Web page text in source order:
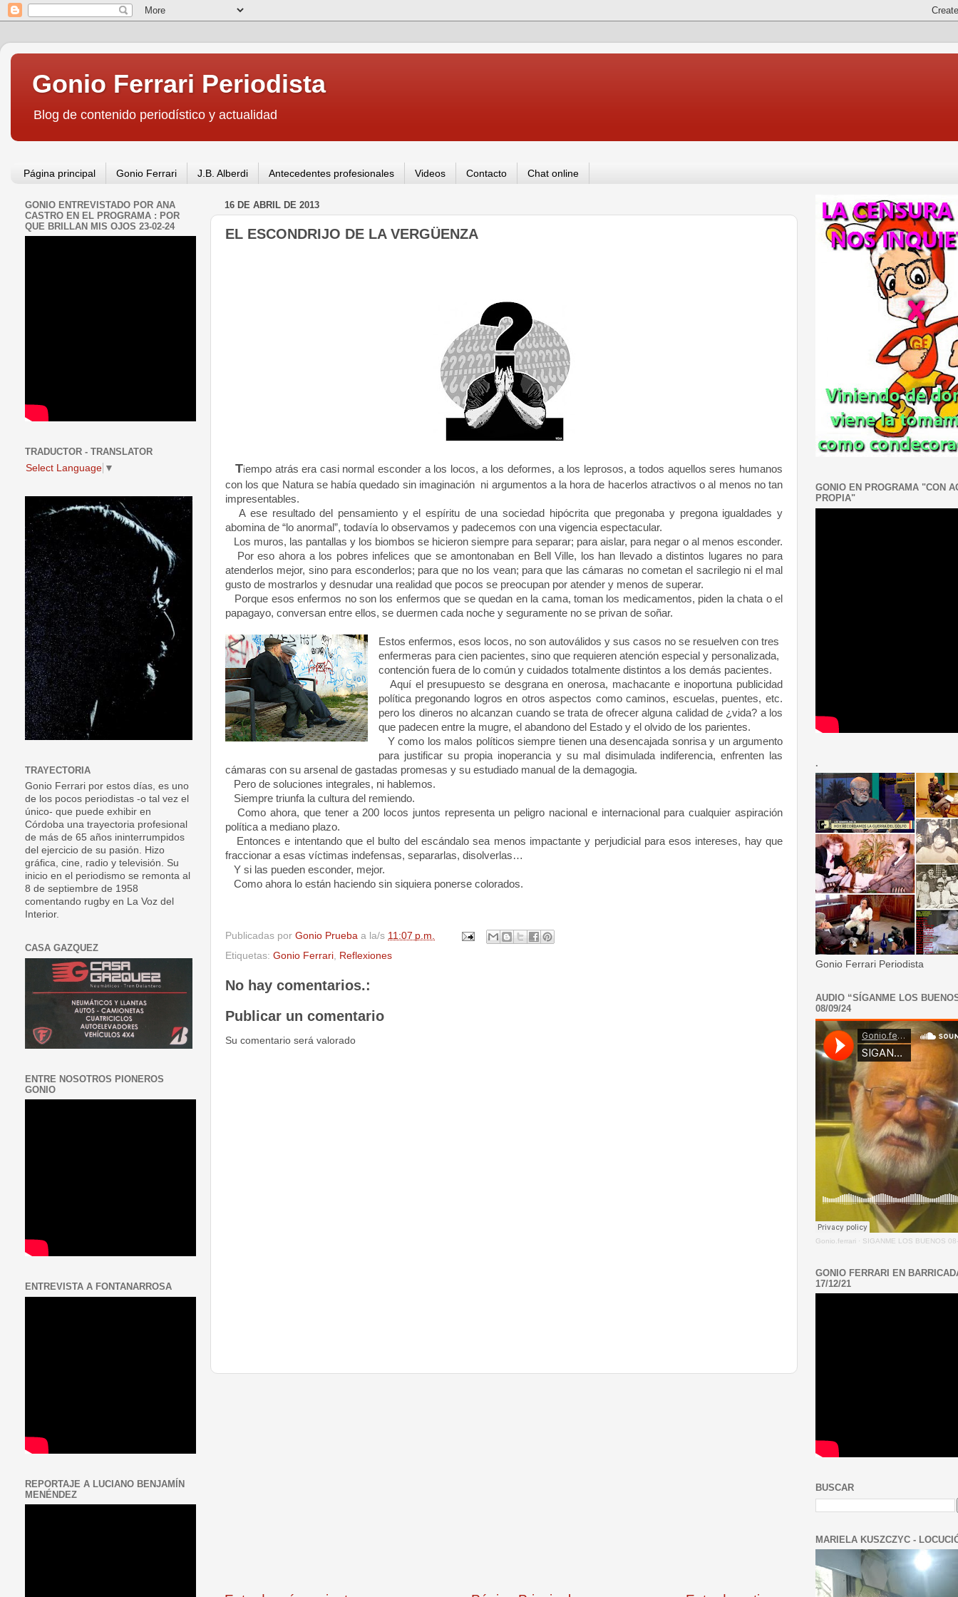
Gonio Ferrari Periodista
Blog de contenido periodístico y actualidad
Página principal Gonio Ferrari J.B. Alberdi Antecedentes profesionales Videos Contacto Chat online
16 DE ABRIL DE 2013
EL ESCONDRIJO DE LA VERGÜENZA
Tiempo atrás era casi normal esconder a los locos, a los deformes, a los leprosos, a todos aquellos seres humanos
con los que Natura se había quedado sin imaginación ni argumentos a la hora de hacerlos atractivos o al menos no tan
impresentables.
A ese resultado del pensamiento y el espíritu de una sociedad hipócrita que pregonaba y pregona igualdades y
abomina de “lo anormal”, todavía lo observamos y padecemos con una vigencia espectacular.
Los muros, las pantallas y los biombos se hicieron siempre para separar; para aislar, para negar o al menos esconder.
Por eso ahora a los pobres infelices que se amontonaban en Bell Ville, los han llevado a distintos lugares no para
atenderlos mejor, sino para esconderlos; para que no los vean; para que las cámaras no cometan el sacrilegio ni el mal
gusto de mostrarlos y desnudar una realidad que pocos se preocupan por atender y menos de superar.
Porque esos enfermos no son los enfermos que se quedan en la cama, toman los medicamentos, piden la chata o el
papagayo, conversan entre ellos, se duermen cada noche y seguramente no se privan de soñar.
Estos enfermos, esos locos, no son autoválidos y sus casos no se resuelven con tres
enfermeras para cien pacientes, sino que requieren atención especial y personalizada,
contención fuera de lo común y cuidados totalmente distintos a los demás pacientes.
Aquí el presupuesto se desgrana en onerosa, machacante e inoportuna publicidad
política pregonando logros en otros aspectos como caminos, escuelas, puentes, etc.
pero los dineros no alcanzan cuando se trata de ofrecer alguna calidad de ¿vida? a los
que padecen entre la mugre, el abandono del Estado y el olvido de los parientes.
Y como los malos políticos siempre tienen una desencajada sonrisa y un argumento
para justificar su propia inoperancia y su mal disimulada indiferencia, enfrenten las
cámaras con su arsenal de gastadas promesas y su estudiado manual de la demagogia.
Pero de soluciones integrales, ni hablemos.
Siempre triunfa la cultura del remiendo.
Como ahora, que tener a 200 locos juntos representa un peligro nacional e internacional para cualquier aspiración
política a mediano plazo.
Entonces e intentando que el bulto del escándalo sea menos impactante y perjudicial para esos intereses, hay que
fraccionar a esas víctimas indefensas, separarlas, disolverlas…
Y si las pueden esconder, mejor.
Como ahora lo están haciendo sin siquiera ponerse colorados.
Publicadas por Gonio Prueba a la/s 11:07 p.m.
Etiquetas: Gonio Ferrari Reflexiones
No hay comentarios.:
Publicar un comentario
Su comentario será valorado
GONIO ENTREVISTADO POR ANA
CASTRO EN EL PROGRAMA : POR
QUE BRILLAN MIS OJOS 23-02-24
TRADUCTOR - TRANSLATOR
Select Language ▼
TRAYECTORIA
Gonio Ferrari por estos días, es uno
de los pocos periodistas -o tal vez el
único- que puede exhibir en
Córdoba una trayectoria profesional
de más de 65 años ininterrumpidos
del ejercicio de su pasión. Hizo
gráfica, cine, radio y televisión. Su
inicio en el periodismo se remonta al
8 de septiembre de 1958
comentando rugby en La Voz del
Interior.
CASA GAZQUEZ
ENTRE NOSOTROS PIONEROS
GONIO
ENTREVISTA A FONTANARROSA
REPORTAJE A LUCIANO BENJAMÍN
MENÉNDEZ
GONIO EN PROGRAMA "CON
PROPIA"
.
Gonio Ferrari Periodista
AUDIO “SÍGANME LOS
08/09/24
Gonio.ferrari · SIGANME LOS BUENOS
GONIO FERRARI EN
17/12/21
BUSCAR
MARIELA KUSZCZYC -